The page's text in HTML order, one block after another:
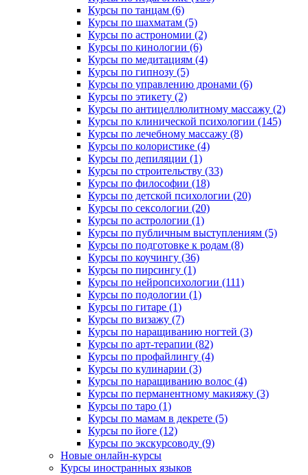
Курсы по танцам (6)
Курсы по шахматам (5)
Курсы по астрономии (2)
Курсы по кинологии (6)
Курсы по медитациям (4)
Курсы по гипнозу (5)
Курсы по управлению дронами (6)
Курсы по этикету (2)
Курсы по антицеллюлитному массажу (2)
Курсы по клинической психологии (145)
Курсы по лечебному массажу (8)
Курсы по колористике (4)
Курсы по депиляции (1)
Курсы по строительству (33)
Курсы по философии (18)
Курсы по детской психологии (20)
Курсы по сексологии (20)
Курсы по астрологии (1)
Курсы по публичным выступлениям (5)
Курсы по подготовке к родам (8)
Курсы по коучингу (36)
Курсы по пирсингу (1)
Курсы по нейропсихологии (111)
Курсы по подологии (1)
Курсы по гитаре (1)
Курсы по визажу (7)
Курсы по наращиванию ногтей (3)
Курсы по арт-терапии (82)
Курсы по профайлингу (4)
Курсы по кулинарии (3)
Курсы по наращиванию волос (4)
Курсы по перманентному макияжу (3)
Курсы по таро (1)
Курсы по мамам в декрете (5)
Курсы по йоге (12)
Курсы по экскурсоводу (9)
Новые онлайн‑курсы
Курсы иностранных языков